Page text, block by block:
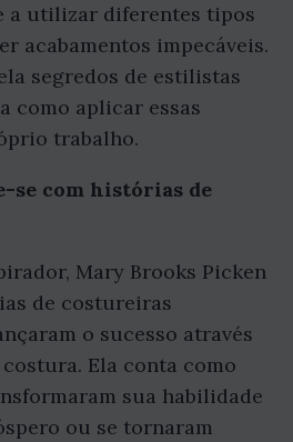
a utilizar diferentes tipos
acabamentos impecáveis.
segredos de estilistas
como aplicar essas
trabalho.
se com histórias de
Mary Brooks Picken
de costureiras
o sucesso através
Ela conta como
sua habilidade
ou se tornaram